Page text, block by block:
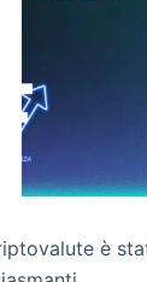
è